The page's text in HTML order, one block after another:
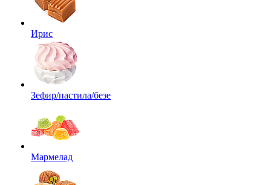
Ирис
Зефир/пастила/безе
Мармелад